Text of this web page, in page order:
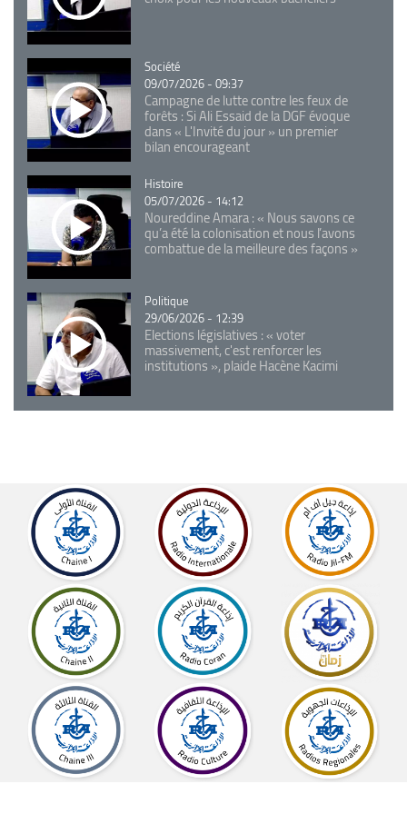
Catégorie
Société
09/07/2026 - 09:37
Campagne de lutte contre les feux de
forêts : Si Ali Essaid de la DGF évoque
dans « L'Invité du jour » un premier
bilan encourageant
Catégorie
Histoire
05/07/2026 - 14:12
Noureddine Amara : « Nous savons ce
qu’a été la colonisation et nous l’avons
combattue de la meilleure des façons »
Catégorie
Politique
29/06/2026 - 12:39
Elections législatives : « voter
massivement, c'est renforcer les
institutions », plaide Hacène Kacimi